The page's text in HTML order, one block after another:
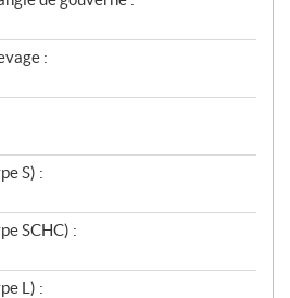
:
S) :
SCHC) :
L) :